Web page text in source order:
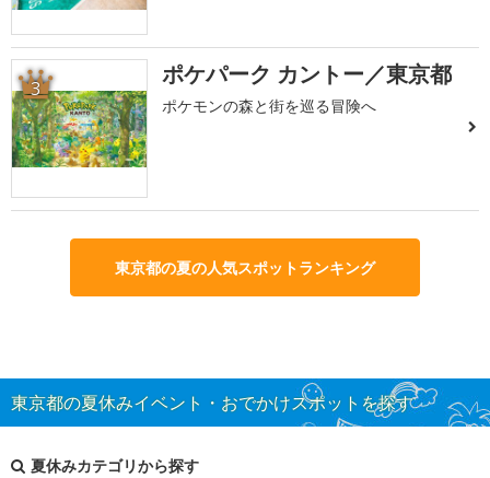
3 ポケパーク カントー／東京都
ポケモンの森と街を巡る冒険へ
東京都の夏の人気スポットランキング
東京都の夏休みイベント・おでかけスポットを探す
夏休みカテゴリから探す